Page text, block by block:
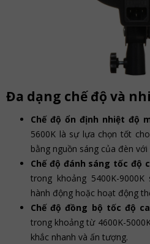
Đa dạng chế độ và
Chế độ ổn định nhiệt độ
5600K là sự lựa chọn tốt
bằng nguồn sáng của đèn
Chế độ đánh sáng tốc độ
trong khoảng 5400K-
hành động hoặc hoạt động
Chế độ đồng bộ tốc độ
trong khoảng từ 4600K-
khắc nhanh và ấn tượng.